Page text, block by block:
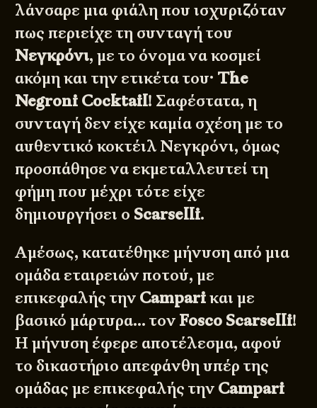
λάνσαρε μια φιάλη που ισχυριζόταν
πως περιείχε τη συνταγή του
Νεγκρόνι, με το όνομα να κοσμεί
ακόμη και την ετικέτα του· The
Negroni Cocktail! Σαφέστατα, η
συνταγή δεν είχε καμία σχέση με το
αυθεντικό κοκτέιλ Νεγκρόνι, όμως
προσπάθησε να εκμεταλλευτεί τη
φήμη που μέχρι τότε είχε
δημιουργήσει ο Scarselli.
Αμέσως, κατατέθηκε μήνυση από μια
ομάδα εταιρειών ποτού, με
επικεφαλής την Campariκαι με
βασικό μάρτυρα… τον Fosco Scarselli!
Η μήνυση έφερε αποτέλεσμα, αφού
το δικαστήριο απεφάνθη υπέρ της
ομάδας με επικεφαλής την Campari